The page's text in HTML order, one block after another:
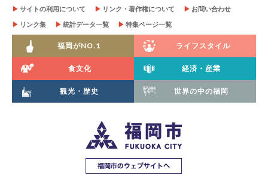
▶ サイトの利用について ▶ リンク・著作権について ▶ お問い合わせ
▶ リンク集 ▶ 統計データ一覧 ▶ 特集ページ一覧
福岡がNO.1 ライフスタイル
食文化 経済・産業
観光・歴史 世界の中の福岡